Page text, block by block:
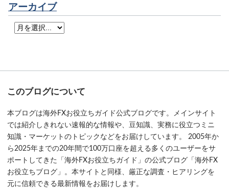
アーカイブ
このブログについて
本ブログは海外FXお役立ちガイド公式ブログです。メインサイト
では紹介しきれない速報的な情報や、豆知識、実務に役立つミニ
知識・マーケットのトピックなどをお届けしています。 2005年か
ら2025年までの20年間で100万口座を超える多くのユーザーをサ
ポートしてきた「海外FXお役立ちガイド」の公式ブログ「海外FX
お役立ちブログ」。本サイトと同様、厳正な調査・ヒアリングを
元に信頼できる最新情報をお届けします。